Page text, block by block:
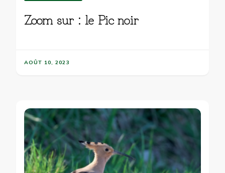
Zoom sur : le Pic noir
AOÛT 10, 2023